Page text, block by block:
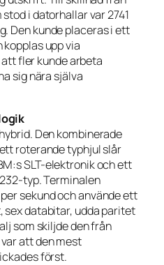
i datorhallar var 2741
Den kunde placeras i ett
upp via
fler kunde arbeta
sig nära själva
Den kombinerade
roterande typhjul slår
SLT-elektronik och ett
typ. Terminalen
sekund och använde ett
databitar, udda paritet
som skiljde den från
att den mest
först.